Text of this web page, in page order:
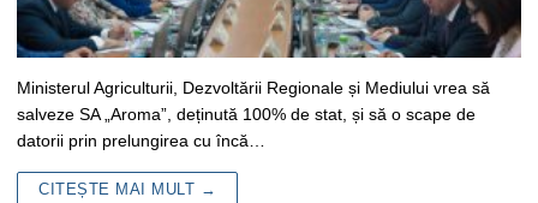
Ministerul Agriculturii, Dezvoltării Regionale și Mediului vrea să
salveze SA „Aroma”, deținută 100% de stat, și să o scape de
datorii prin prelungirea cu încă…
CITEȘTE MAI MULT →